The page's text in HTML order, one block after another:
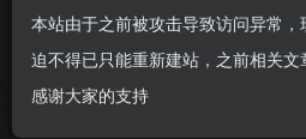
原因基本有两种，一种是安装镜像
换个地方，找个新的安装镜像。
本站由于之前被攻击导致访问异常
迫不得已只能重新建站，之前相关
感谢大家的支持